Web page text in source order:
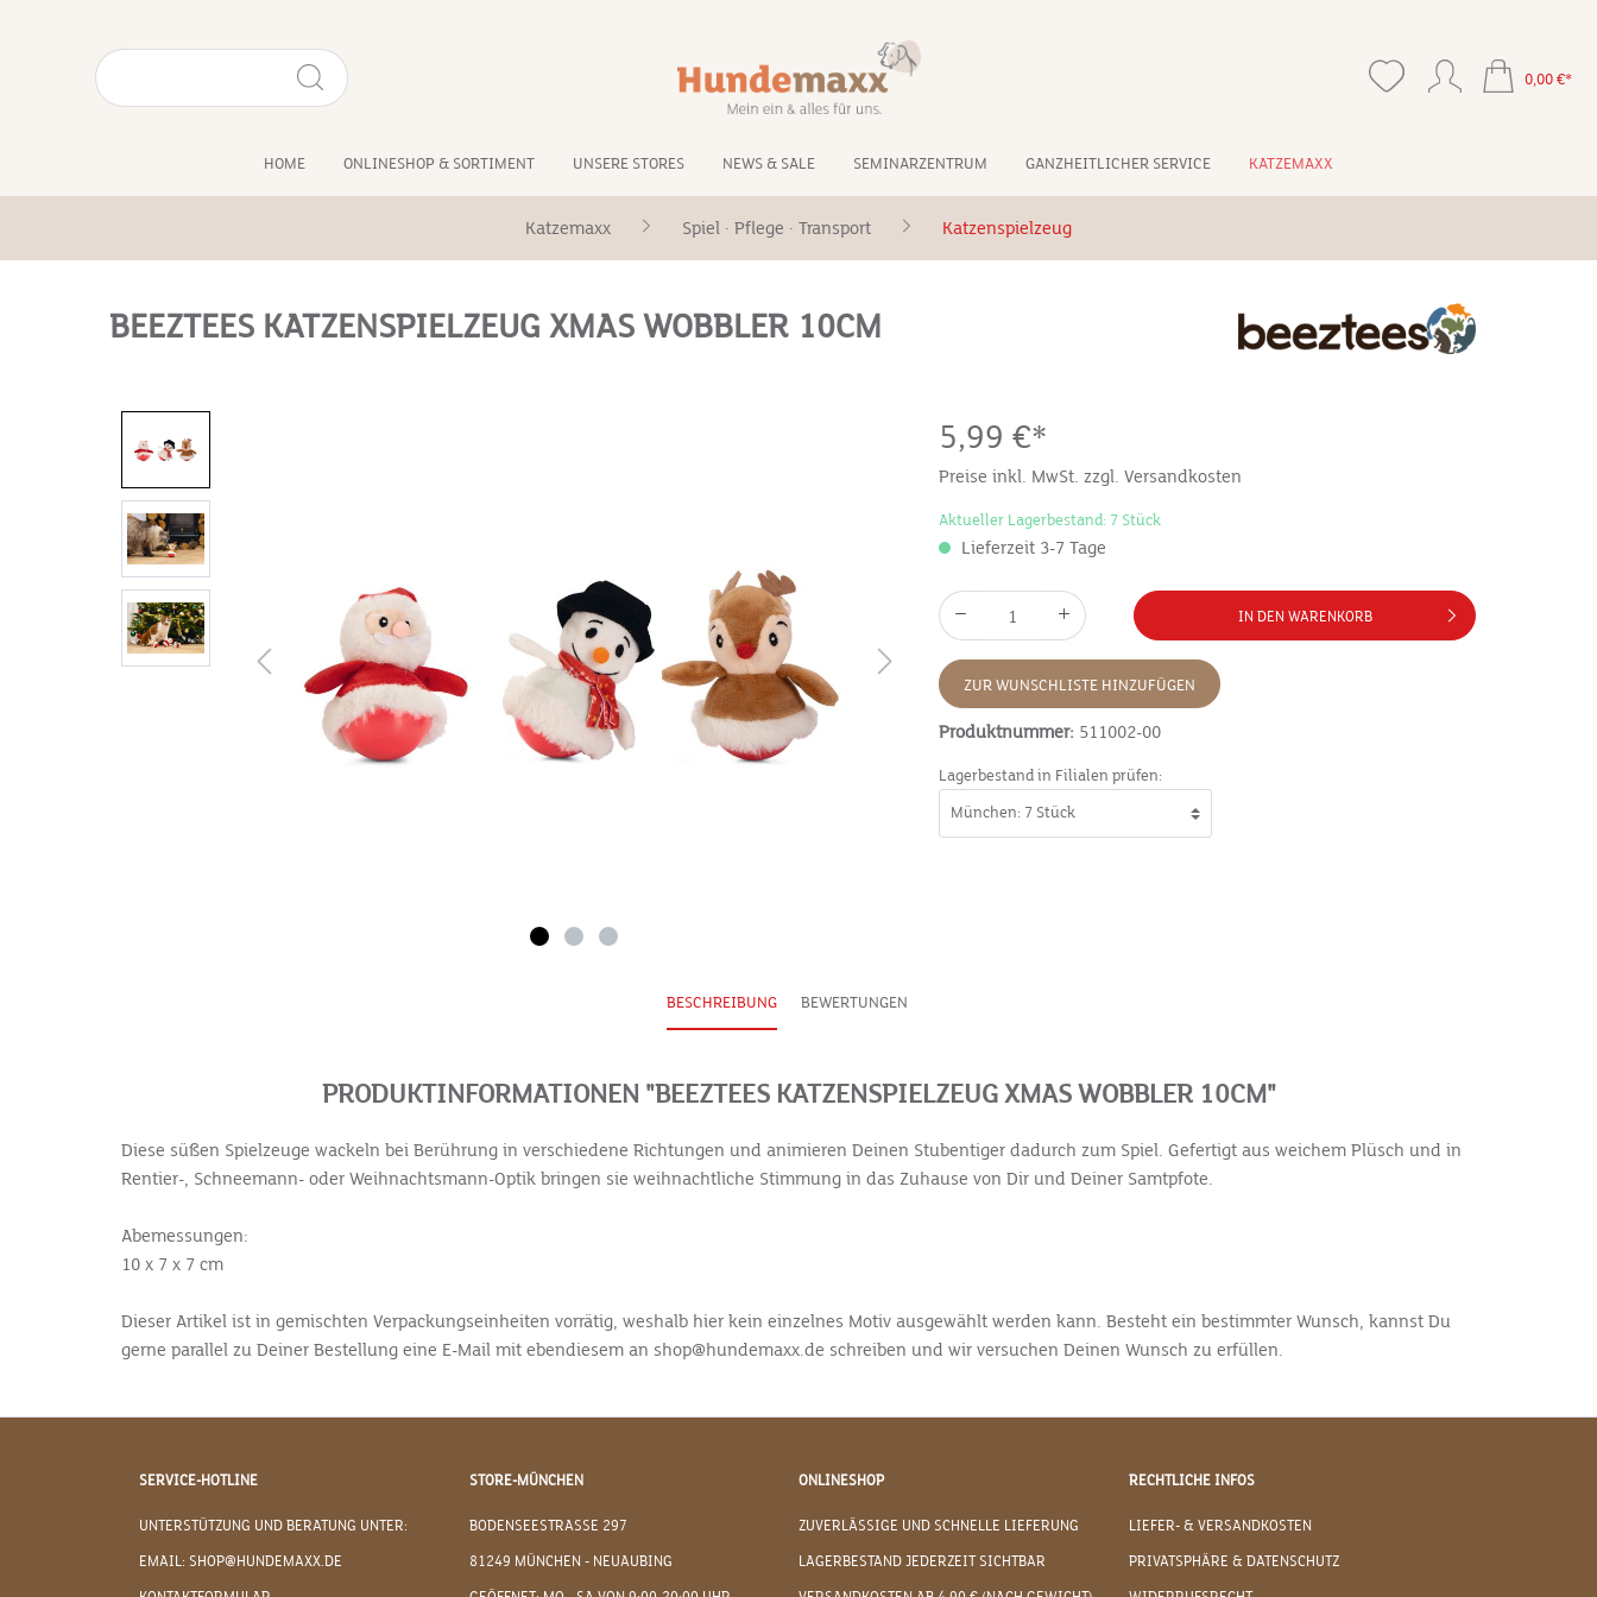
0,00 €*
HOME ONLINESHOP & SORTIMENT UNSERE STORES NEWS & SALE SEMINARZENTRUM GANZHEITLICHER SERVICE KATZEMAXX
Katzemaxx Spiel · Pflege · Transport Katzenspielzeug
BEEZTEES KATZENSPIELZEUG XMAS WOBBLER 10CM
5,99 €*
Preise inkl. MwSt. zzgl. Versandkosten
Aktueller Lagerbestand: 7 Stück
Lieferzeit 3-7 Tage
IN DEN WARENKORB
ZUR WUNSCHLISTE HINZUFÜGEN
Produktnummer: 511002-00
Lagerbestand in Filialen prüfen:
BESCHREIBUNG BEWERTUNGEN
PRODUKTINFORMATIONEN "BEEZTEES KATZENSPIELZEUG XMAS WOBBLER 10CM"
Diese süßen Spielzeuge wackeln bei Berührung in verschiedene Richtungen und animieren Deinen Stubentiger dadurch zum Spiel. Gefertigt aus weichem Plüsch und in
Rentier-, Schneemann- oder Weihnachtsmann-Optik bringen sie weihnachtliche Stimmung in das Zuhause von Dir und Deiner Samtpfote.
Abemessungen:
10 x 7 x 7 cm
Dieser Artikel ist in gemischten Verpackungseinheiten vorrätig, weshalb hier kein einzelnes Motiv ausgewählt werden kann. Besteht ein bestimmter Wunsch, kannst Du
gerne parallel zu Deiner Bestellung eine E-Mail mit ebendiesem an shop@hundemaxx.de schreiben und wir versuchen Deinen Wunsch zu erfüllen.
SERVICE-HOTLINE
UNTERSTÜTZUNG UND BERATUNG UNTER:
EMAIL: SHOP@HUNDEMAXX.DE
STORE-MÜNCHEN
BODENSEESTRASSE 297
81249 MÜNCHEN - NEUAUBING
ONLINESHOP
ZUVERLÄSSIGE UND SCHNELLE LIEFERUNG
LAGERBESTAND JEDERZEIT SICHTBAR
RECHTLICHE INFOS
LIEFER- & VERSANDKOSTEN
PRIVATSPHÄRE & DATENSCHUTZ